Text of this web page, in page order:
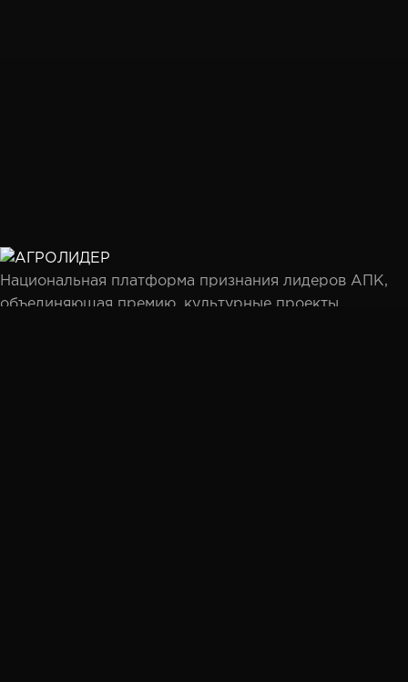
Национальная платформа признания лидеров АПК,
объединяющая премию, культурные проекты,